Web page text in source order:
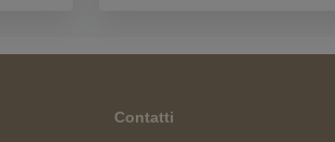
Contatti